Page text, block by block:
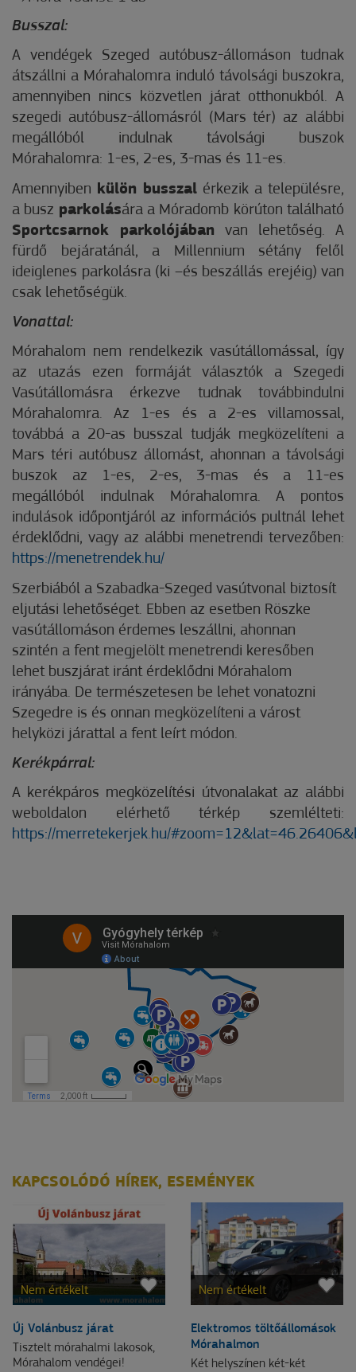
Busszal:
A vendégek Szeged autóbusz-állomáson tudnak
átszállni a Mórahalomra induló távolsági buszokra,
amennyiben nincs közvetlen járat otthonukból. A
szegedi autóbusz-állomásról (Mars tér) az alábbi
megállóból indulnak távolsági buszok
Mórahalomra: 1-es, 2-es, 3-mas és 11-es.
Amennyiben külön busszal érkezik a településre,
a busz parkolására a Móradomb körúton található
Sportcsarnok parkolójában van lehetőség. A
fürdő bejáratánál, a Millennium sétány felől
ideiglenes parkolásra (ki –és beszállás erejéig) van
csak lehetőségük.
Vonattal:
Mórahalom nem rendelkezik vasútállomással, így
az utazás ezen formáját választók a Szegedi
Vasútállomásra érkezve tudnak továbbindulni
Mórahalomra. Az 1-es és a 2-es villamossal,
továbbá a 20-as busszal tudják megközelíteni a
Mars téri autóbusz állomást, ahonnan a távolsági
buszok az 1-es, 2-es, 3-mas és a 11-es
megállóból indulnak Mórahalomra. A pontos
indulások időpontjáról az információs pultnál lehet
érdeklődni, vagy az alábbi menetrendi tervezőben:
https://menetrendek.hu/
Szerbiából a Szabadka-Szeged vasútvonal biztosít
eljutási lehetőséget. Ebben az esetben Röszke
vasútállomáson érdemes leszállni, ahonnan
szintén a fent megjelölt menetrendi keresőben
lehet buszjárat iránt érdeklődni Mórahalom
irányába. De természetesen be lehet vonatozni
Szegedre is és onnan megközelíteni a várost
helyközi járattal a fent leírt módon.
Kerékpárral:
A kerékpáros megközelítési útvonalakat az alábbi
weboldalon elérhető térkép szemlélteti:
https://merretekerjek.hu/
KAPCSOLÓDÓ HÍREK, ESEMÉNYEK
Nem értékelt
Új Volánbusz járat
Tisztelt mórahalmi lakosok,
Mórahalom vendégei!
Nem értékelt
Elektromos töltőállomások
Mórahalmon
Két helyszínen két-két